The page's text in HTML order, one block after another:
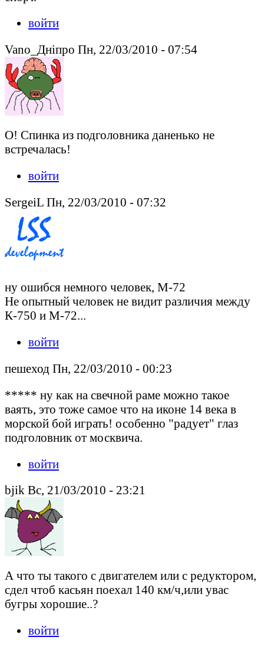
войти
Vano_Днiпро Пн, 22/03/2010 - 07:54
О! Спинка из подголовника даненько не
встречалась!
войти
SergeiL Пн, 22/03/2010 - 07:32
ну ошибся немного человек, М-72
Не опытный человек не видит различия между
К-750 и М-72...
войти
пешеход Пн, 22/03/2010 - 00:23
***** ну как на свечной раме можно такое
ваять, это тоже самое что на иконе 14 века в
морской бой играть! особенно "радует" глаз
подголовник от москвича.
войти
bjik Вс, 21/03/2010 - 23:21
А что ты такого с двигателем или с редуктором,
сдел чтоб касьян поехал 140 км/ч,или увас
бугры хорошие..?
войти